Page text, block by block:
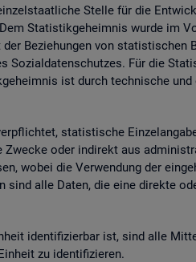
Stel­le für die
Sta­tis­tik­ge­heim­nis wurde im
Be­zie­hun­gen von sta­tis­ti­schen
So­zi­al­da­ten­schut­zes. Für die
ist durch tech­ni­sche
sta­tis­ti­sche
oder in­di­rekt aus
wobei die Ver­wen­dung der
sind alle Daten, die eine di­rek­te
iden­ti­fi­zier­bar ist, sind alle
zu iden­ti­fi­zie­ren.